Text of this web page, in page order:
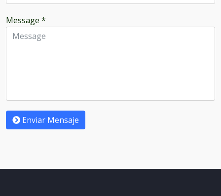
Message *
Enviar Mensaje